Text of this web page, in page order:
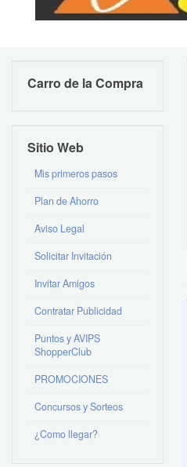
Carro de la Compra
Sitio Web
Mis primeros pasos
Plan de Ahorro
Aviso Legal
Solicitar Invitación
Invitar Amigos
Contratar Publicidad
Puntos y AVIPS
ShopperClub
PROMOCIONES
Concursos y Sorteos
¿Como llegar?